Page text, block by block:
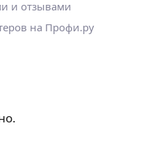
и отзывами
на Профи.ру